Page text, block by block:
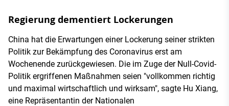
Regierung dementiert Lockerungen
China hat die Erwartungen einer Lockerung seiner strikten
Politik zur Bekämpfung des Coronavirus erst am
Wochenende zurückgewiesen. Die im Zuge der Null-Covid-
Politik ergriffenen Maßnahmen seien "vollkommen richtig
und maximal wirtschaftlich und wirksam", sagte Hu Xiang,
eine Repräsentantin der Nationalen